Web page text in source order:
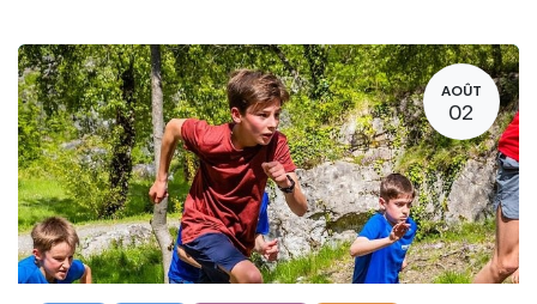
AOÛT
02